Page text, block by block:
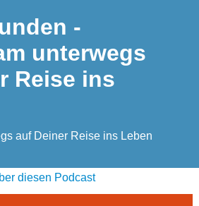
-
unterwegs
Reise ins
auf Deiner Reise ins Leben
diesen Podcast